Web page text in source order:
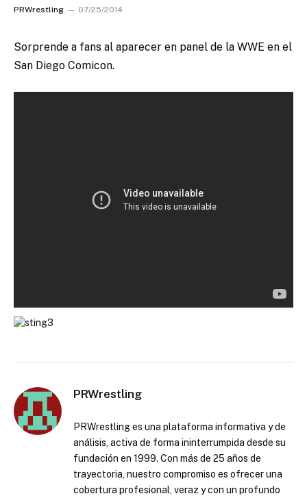
PRWrestling 07/25/2014
Sorprende a fans al aparecer en panel de la WWE en el
San Diego Comicon.
PRWrestling
PRWrestling es una plataforma informativa y de
análisis, activa de forma ininterrumpida desde su
fundación en 1999. Con más de 25 años de
trayectoria, nuestro compromiso es ofrecer una
cobertura profesional, veraz y con un profundo